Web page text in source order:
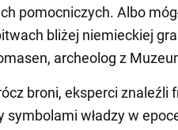
pomocniczych. Albo
bliżej niemieckiej
archeolog z
broni, eksperci znaleźli
symbolami władzy w